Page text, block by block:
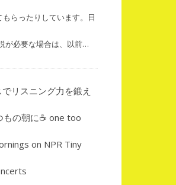
らったりしています。日
が必要な場合は、以前…
リスニング力を鍛え
の朝に☕ one too
on NPR Tiny